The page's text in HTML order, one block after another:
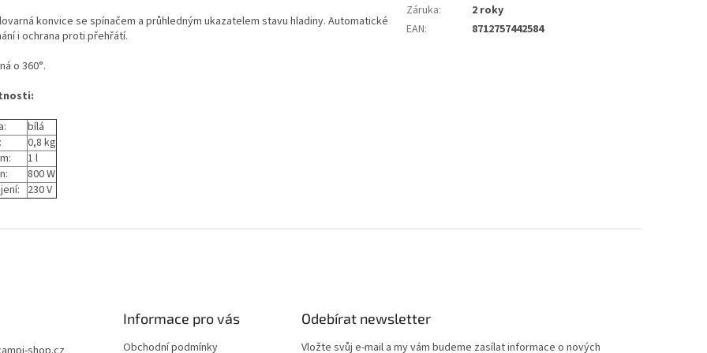
konvice se spínačem a průhledným ukazatelem stavu hladiny. Automatické
i ochrana proti přehřátí.
o 360°.
bílá
0,8 kg
1 l
800 W
230 V
Záruka:
2 roky
EAN: 8712757442584
Informace pro vás
Obchodní podmínky
Odebírat newsletter
Vložte svůj e-mail a my vám budeme zasílat informace o nových